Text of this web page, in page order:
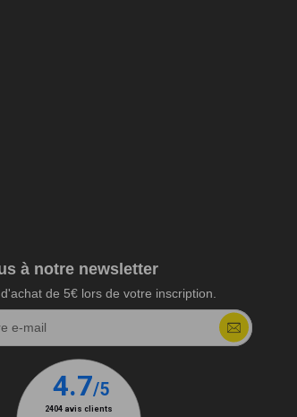
à notre newsletter
de 5€ lors de votre inscription.
e-mail